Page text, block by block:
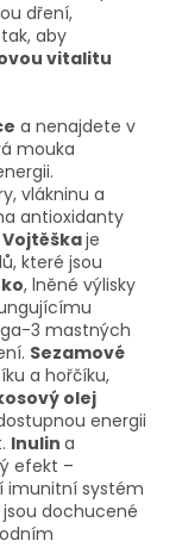
dření,
aby
vitalitu
a nenajdete v
mouka
vlákninu a
antioxidanty
Vojtěškaje
které jsou
, lněné výlisky
3 mastných
Sezamové
a hořčíku,
olej
energii
Inulin a
efekt –
imunitní systém
dochucené